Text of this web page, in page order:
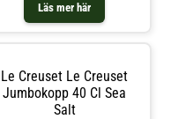
Läs mer här
Le Creuset Le Creuset
Jumbokopp 40 Cl Sea
Salt